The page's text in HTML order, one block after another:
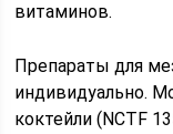
витаминов.
Препараты для
индивидуально.
коктейли (NCTF